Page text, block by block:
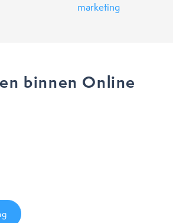
marketing
binnen Online